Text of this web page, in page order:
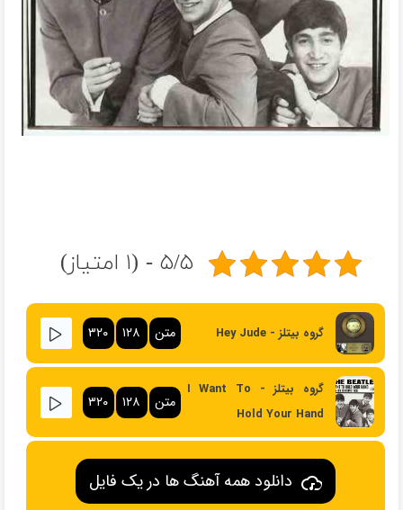
۵/۵ - (۱ امتیاز)
گروه بیتلز - Hey Jude متن ۱۲۸ ۳۲۰
گروه بیتلز - I Want To
Hold Your Hand
متن ۱۲۸ ۳۲۰
دانلود همه آهنگ ها در یک فایل